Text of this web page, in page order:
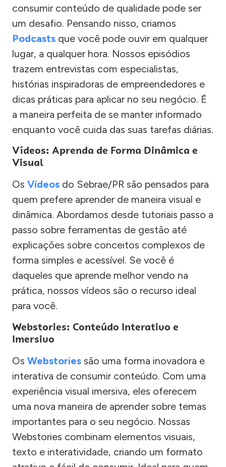
consumir conteúdo de qualidade pode ser
um desafio. Pensando nisso, criamos
Podcasts que você pode ouvir em qualquer
lugar, a qualquer hora. Nossos episódios
trazem entrevistas com especialistas,
histórias inspiradoras de empreendedores e
dicas práticas para aplicar no seu negócio. É
a maneira perfeita de se manter informado
enquanto você cuida das suas tarefas diárias.
Vídeos: Aprenda de Forma Dinâmica e
Visual
Os Vídeos do Sebrae/PR são pensados para
quem prefere aprender de maneira visual e
dinâmica. Abordamos desde tutoriais passo a
passo sobre ferramentas de gestão até
explicações sobre conceitos complexos de
forma simples e acessível. Se você é
daqueles que aprende melhor vendo na
prática, nossos vídeos são o recurso ideal
para você.
Webstories: Conteúdo Interativo e
Imersivo
Os Webstories são uma forma inovadora e
interativa de consumir conteúdo. Com uma
experiência visual imersiva, eles oferecem
uma nova maneira de aprender sobre temas
importantes para o seu negócio. Nossas
Webstories combinam elementos visuais,
texto e interatividade, criando um formato